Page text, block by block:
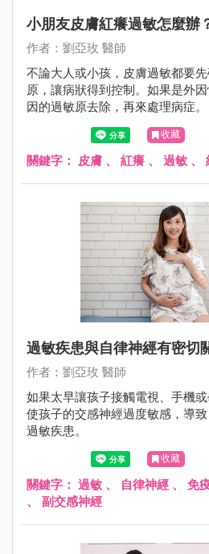
小朋友皮膚紅癢過敏怎麼辦
作者：劉亞玫 醫師
不論大人或小孩，皮膚過敏都要
原，讓病狀得到控制。如果是外
因的過敏原去除，再來處理病症。
收藏
關鍵字： 皮膚 、 紅癢 、 過敏 、
過敏疾患與自律神經有密切
作者：劉亞玫 醫師
如果太早讓孩子接觸電視、手機
使孩子的交感神經過度敏感，導
過敏疾患。
收藏
關鍵字： 過敏 、 自律神經 、 免
、 副交感神經